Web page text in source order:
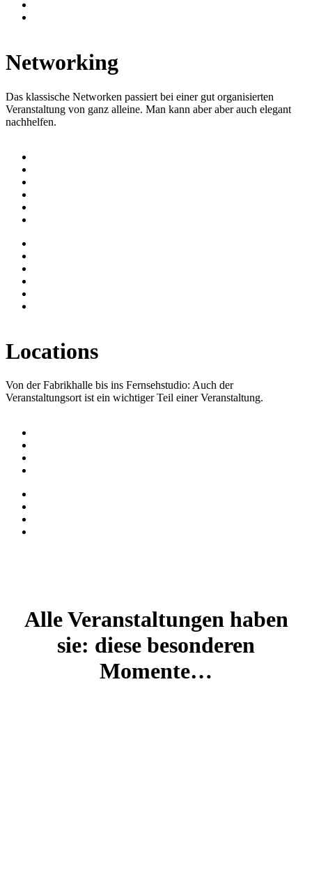
Networking
Das klassische Networken passiert bei einer gut organisierten
Veranstaltung von ganz alleine. Man kann aber aber auch elegant
nachhelfen.
Locations
Von der Fabrikhalle bis ins Fernsehstudio: Auch der
Veranstaltungsort ist ein wichtiger Teil einer Veranstaltung.
Alle Veranstaltungen haben
sie: diese besonderen
Momente…